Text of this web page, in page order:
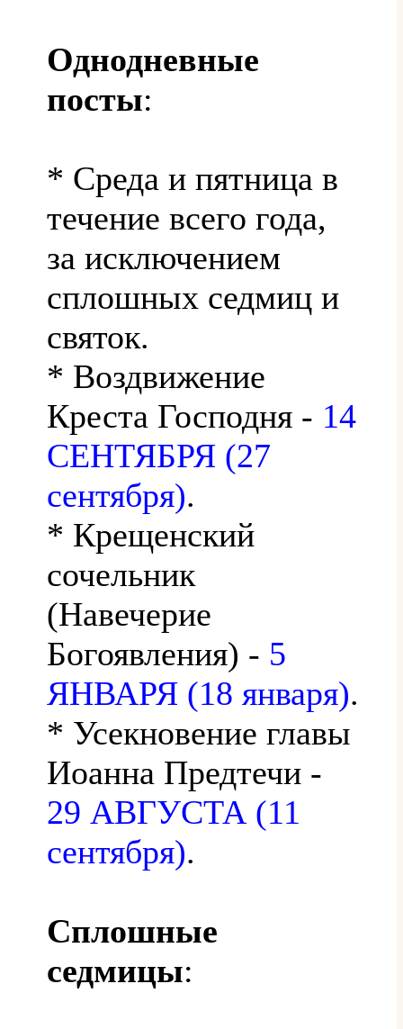
Однодневные
посты:
* Среда и пятница в
течение всего года,
за исключением
сплошных седмиц и
святок.
* Воздвижение
Креста Господня - 14
СЕНТЯБРЯ (27
сентября).
* Крещенский
сочельник
(Навечерие
Богоявления) - 5
ЯНВАРЯ (18 января).
* Усекновение главы
Иоанна Предтечи -
29 АВГУСТА (11
сентября).
Сплошные
седмицы: